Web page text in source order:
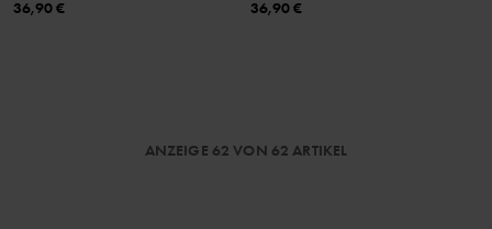
36,90 €
36,90 €
ANZEIGE 62 VON 62 ARTIKEL